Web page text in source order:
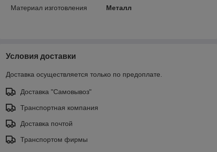
Материал изготовления
Металл
Условия доставки
Доставка осуществляется только по предоплате.
Доставка "Самовывоз"
Транспортная компания
Доставка почтой
Транспортом фирмы